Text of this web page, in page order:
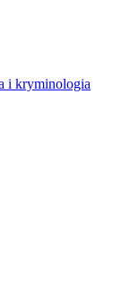
i kryminologia